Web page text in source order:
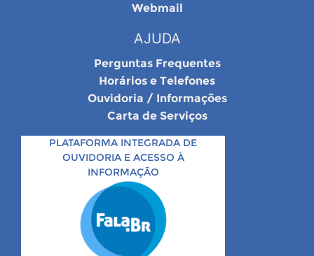
Webmail
AJUDA
Perguntas Frequentes
Horários e Telefones
Ouvidoria / Informações
Carta de Serviços
PLATAFORMA INTEGRADA DE
OUVIDORIA E ACESSO À
INFORMAÇÃO